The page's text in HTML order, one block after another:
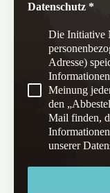
Datenschutz*
Die Initiative
Adresse)
Meinung
den
Mail finden,
unserer